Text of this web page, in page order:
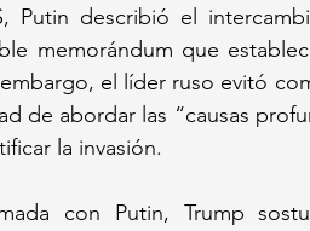
Putin describió el
memorándum que
el líder ruso evitó
de abordar las “causas
la invasión.
con Putin, Trump